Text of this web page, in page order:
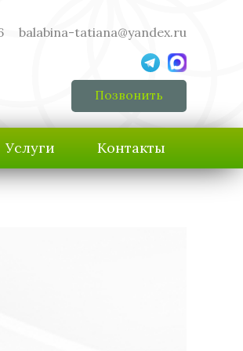
balabina-tatiana@yandex.ru
Позвонить
Услуги Контакты